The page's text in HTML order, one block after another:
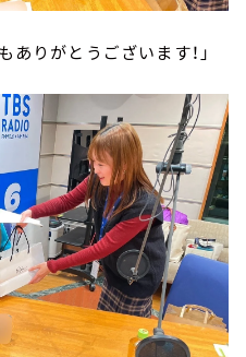
りがとうございます！」